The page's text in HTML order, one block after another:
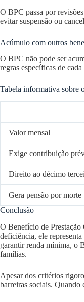
O BPC passa por
evitar suspensão ou
Acúmulo com outros
O BPC não pode ser
regras específicas de
Tabela informativa sobre
Valor mensal
Exige contribuição
Direito ao décimo
Gera pensão por morte
Conclusão
O Benefício de Prestação
deficiência, ele
garantir renda mínima, o
famílias.
Apesar dos critérios
barreiras sociais.